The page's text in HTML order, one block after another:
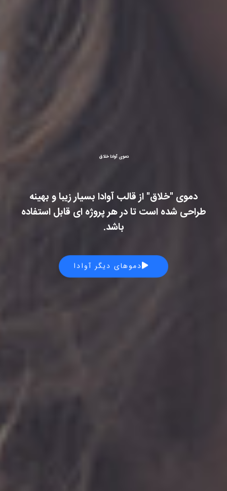
دموی آوادا خلاق
دموی "خلاق" از قالب آوادا بسیار زیبا و بهینه
طراحی شده است تا در هر پروژه ای قابل استفاده
باشد.
دموهای دیگر آوادا